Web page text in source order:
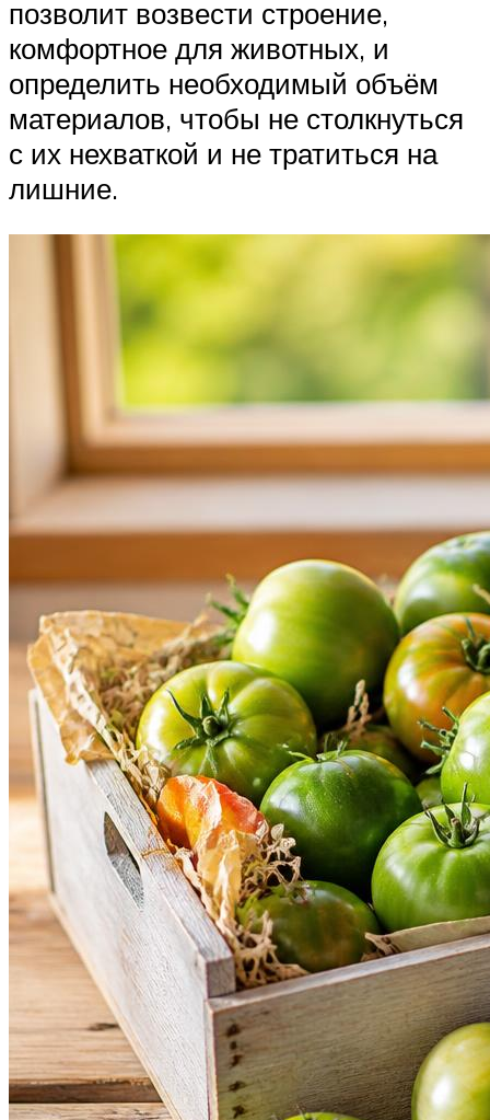
позволит возвести строение,
комфортное для животных, и
определить необходимый объём
материалов, чтобы не столкнуться
с их нехваткой и не тратиться на
лишние.